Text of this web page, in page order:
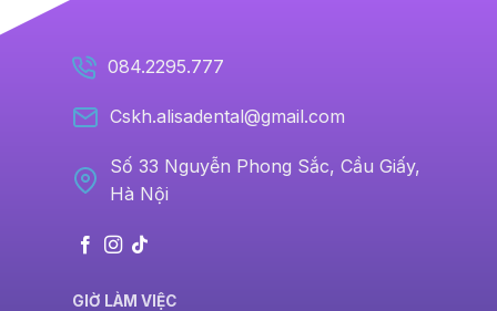
084.2295.777
Cskh.alisadental@gmail.com
Số 33 Nguyễn Phong Sắc, Cầu Giấy,
Hà Nội
GIỜ LÀM VIỆC